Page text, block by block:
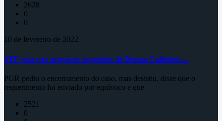
2628
0
0
10 de fevereiro de 2022
STF vota por arquivar inquérito de Renan Calheiros…
PGR pediu o encerramento do caso, mas desistiu, disse que o
requerimento foi enviado por equívoco e que
2521
0